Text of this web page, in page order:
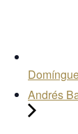
Andrés